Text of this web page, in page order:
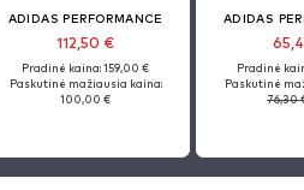
ADIDAS PERFORMANCE
112,50 €
Pradinė kaina: 159,00 €
Paskutinė mažiausia kaina:
100,00 €
ADIDAS
Pradinė
Paskutinė
76,30